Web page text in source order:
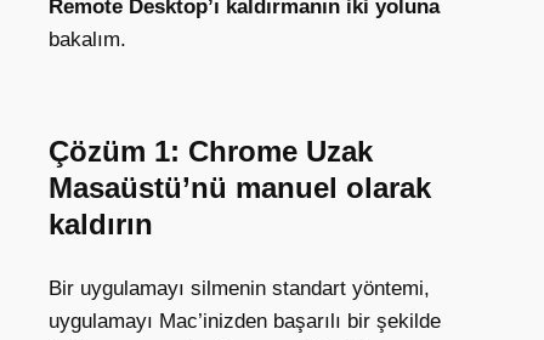
Remote Desktop’ı kaldırmanın iki yoluna
bakalım.
Çözüm 1: Chrome Uzak
Masaüstü’nü manuel olarak
kaldırın
Bir uygulamayı silmenin standart yöntemi,
uygulamayı Mac’inizden başarılı bir şekilde